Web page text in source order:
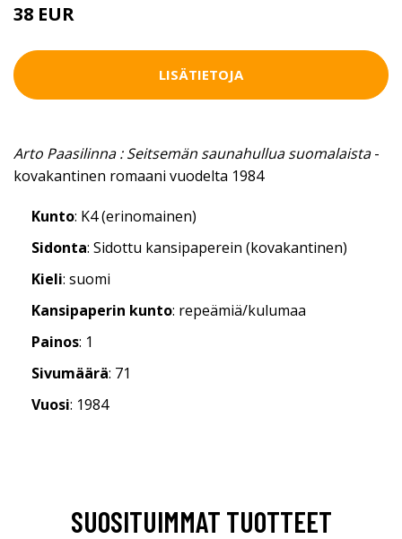
38 EUR
LISÄTIETOJA
Arto Paasilinna : Seitsemän saunahullua suomalaista-
kovakantinen romaani vuodelta 1984
Kunto: K4 (erinomainen)
Sidonta: Sidottu kansipaperein (kovakantinen)
Kieli: suomi
Kansipaperin kunto: repeämiä/kulumaa
Painos: 1
Sivumäärä: 71
Vuosi: 1984
SUOSITUIMMAT TUOTTEET